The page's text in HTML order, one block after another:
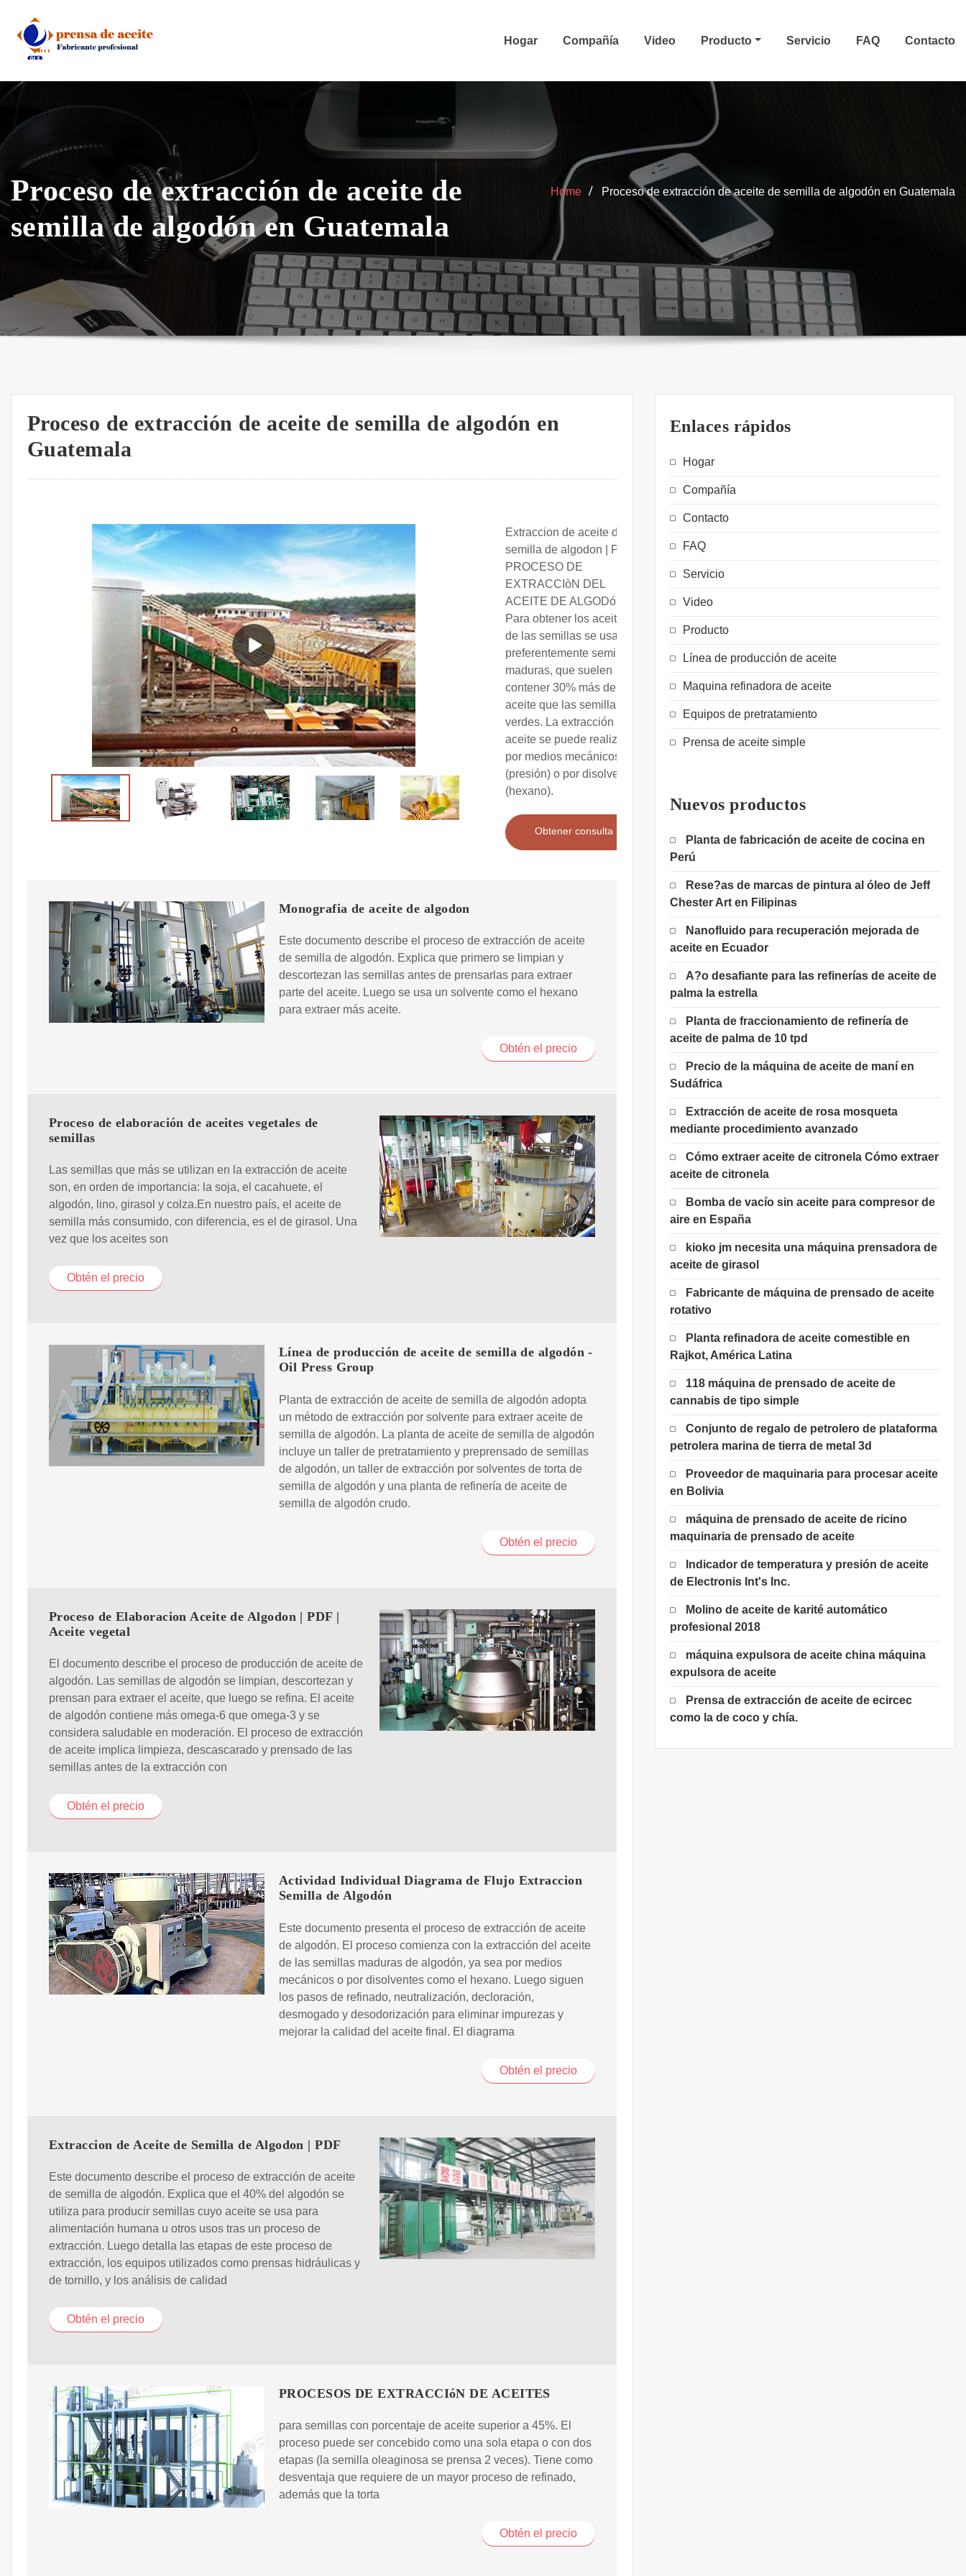
content
Hogar Compañía Video Producto Servicio FAQ Contacto
Proceso de extracción de aceite de
semilla de algodón en Guatemala
Home Proceso de extracción de aceite de semilla de algodón en Guatemala
Proceso de extracción de aceite de semilla de algodón en
Guatemala
Extraccion de aceite de
semilla de algodon | PPT.
PROCESO DE
EXTRACCIòN DEL
ACEITE DE ALGODóN
Para obtener los aceites
de las semillas se usa
preferentemente semillas
maduras, que suelen
contener 30% más de
aceite que las semillas
verdes. La extracción del
aceite se puede realizar
por medios mecánicos
(presión) o por disolventes
(hexano).
Obtener consulta
Monografia de aceite de algodon
Este documento describe el proceso de extracción de aceite
de semilla de algodón. Explica que primero se limpian y
descortezan las semillas antes de prensarlas para extraer
parte del aceite. Luego se usa un solvente como el hexano
para extraer más aceite.
Obtén el precio
Proceso de elaboración de aceites vegetales de
semillas
Las semillas que más se utilizan en la extracción de aceite
son, en orden de importancia: la soja, el cacahuete, el
algodón, lino, girasol y colza.En nuestro país, el aceite de
semilla más consumido, con diferencia, es el de girasol. Una
vez que los aceites son
Obtén el precio
Línea de producción de aceite de semilla de algodón -
Oil Press Group
Planta de extracción de aceite de semilla de algodón adopta
un método de extracción por solvente para extraer aceite de
semilla de algodón. La planta de aceite de semilla de algodón
incluye un taller de pretratamiento y preprensado de semillas
de algodón, un taller de extracción por solventes de torta de
semilla de algodón y una planta de refinería de aceite de
semilla de algodón crudo.
Obtén el precio
Proceso de Elaboracion Aceite de Algodon | PDF |
Aceite vegetal
El documento describe el proceso de producción de aceite de
algodón. Las semillas de algodón se limpian, descortezan y
prensan para extraer el aceite, que luego se refina. El aceite
de algodón contiene más omega-6 que omega-3 y se
considera saludable en moderación. El proceso de extracción
de aceite implica limpieza, descascarado y prensado de las
semillas antes de la extracción con
Obtén el precio
Actividad Individual Diagrama de Flujo Extraccion
Semilla de Algodón
Este documento presenta el proceso de extracción de aceite
de algodón. El proceso comienza con la extracción del aceite
de las semillas maduras de algodón, ya sea por medios
mecánicos o por disolventes como el hexano. Luego siguen
los pasos de refinado, neutralización, decloración,
desmogado y desodorización para eliminar impurezas y
mejorar la calidad del aceite final. El diagrama
Obtén el precio
Extraccion de Aceite de Semilla de Algodon | PDF
Este documento describe el proceso de extracción de aceite
de semilla de algodón. Explica que el 40% del algodón se
utiliza para producir semillas cuyo aceite se usa para
alimentación humana u otros usos tras un proceso de
extracción. Luego detalla las etapas de este proceso de
extracción, los equipos utilizados como prensas hidráulicas y
de tornillo, y los análisis de calidad
Obtén el precio
PROCESOS DE EXTRACCIóN DE ACEITES
para semillas con porcentaje de aceite superior a 45%. El
proceso puede ser concebido como una sola etapa o con dos
etapas (la semilla oleaginosa se prensa 2 veces). Tiene como
desventaja que requiere de un mayor proceso de refinado,
además que la torta
Obtén el precio
Enlaces rápidos
Hogar
Compañía
Contacto
FAQ
Servicio
Video
Producto
Línea de producción de aceite
Maquina refinadora de aceite
Equipos de pretratamiento
Prensa de aceite simple
Nuevos productos
Planta de fabricación de aceite de cocina en
Perú
Rese?as de marcas de pintura al óleo de Jeff
Chester Art en Filipinas
Nanofluido para recuperación mejorada de
aceite en Ecuador
A?o desafiante para las refinerías de aceite de
palma la estrella
Planta de fraccionamiento de refinería de
aceite de palma de 10 tpd
Precio de la máquina de aceite de maní en
Sudáfrica
Extracción de aceite de rosa mosqueta
mediante procedimiento avanzado
Cómo extraer aceite de citronela Cómo extraer
aceite de citronela
Bomba de vacío sin aceite para compresor de
aire en España
kioko jm necesita una máquina prensadora de
aceite de girasol
Fabricante de máquina de prensado de aceite
rotativo
Planta refinadora de aceite comestible en
Rajkot, América Latina
118 máquina de prensado de aceite de
cannabis de tipo simple
Conjunto de regalo de petrolero de plataforma
petrolera marina de tierra de metal 3d
Proveedor de maquinaria para procesar aceite
en Bolivia
máquina de prensado de aceite de ricino
maquinaria de prensado de aceite
Indicador de temperatura y presión de aceite
de Electronis Int's Inc.
Molino de aceite de karité automático
profesional 2018
máquina expulsora de aceite china máquina
expulsora de aceite
Prensa de extracción de aceite de ecircec
como la de coco y chía.